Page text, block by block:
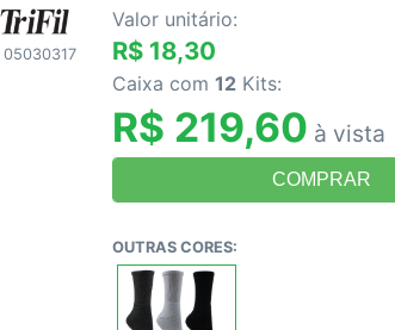
05030317
Valor unitário:
R$ 18,30
Caixa com 12 Kits:
R$ 219,60 à vista
OUTRAS CORES: